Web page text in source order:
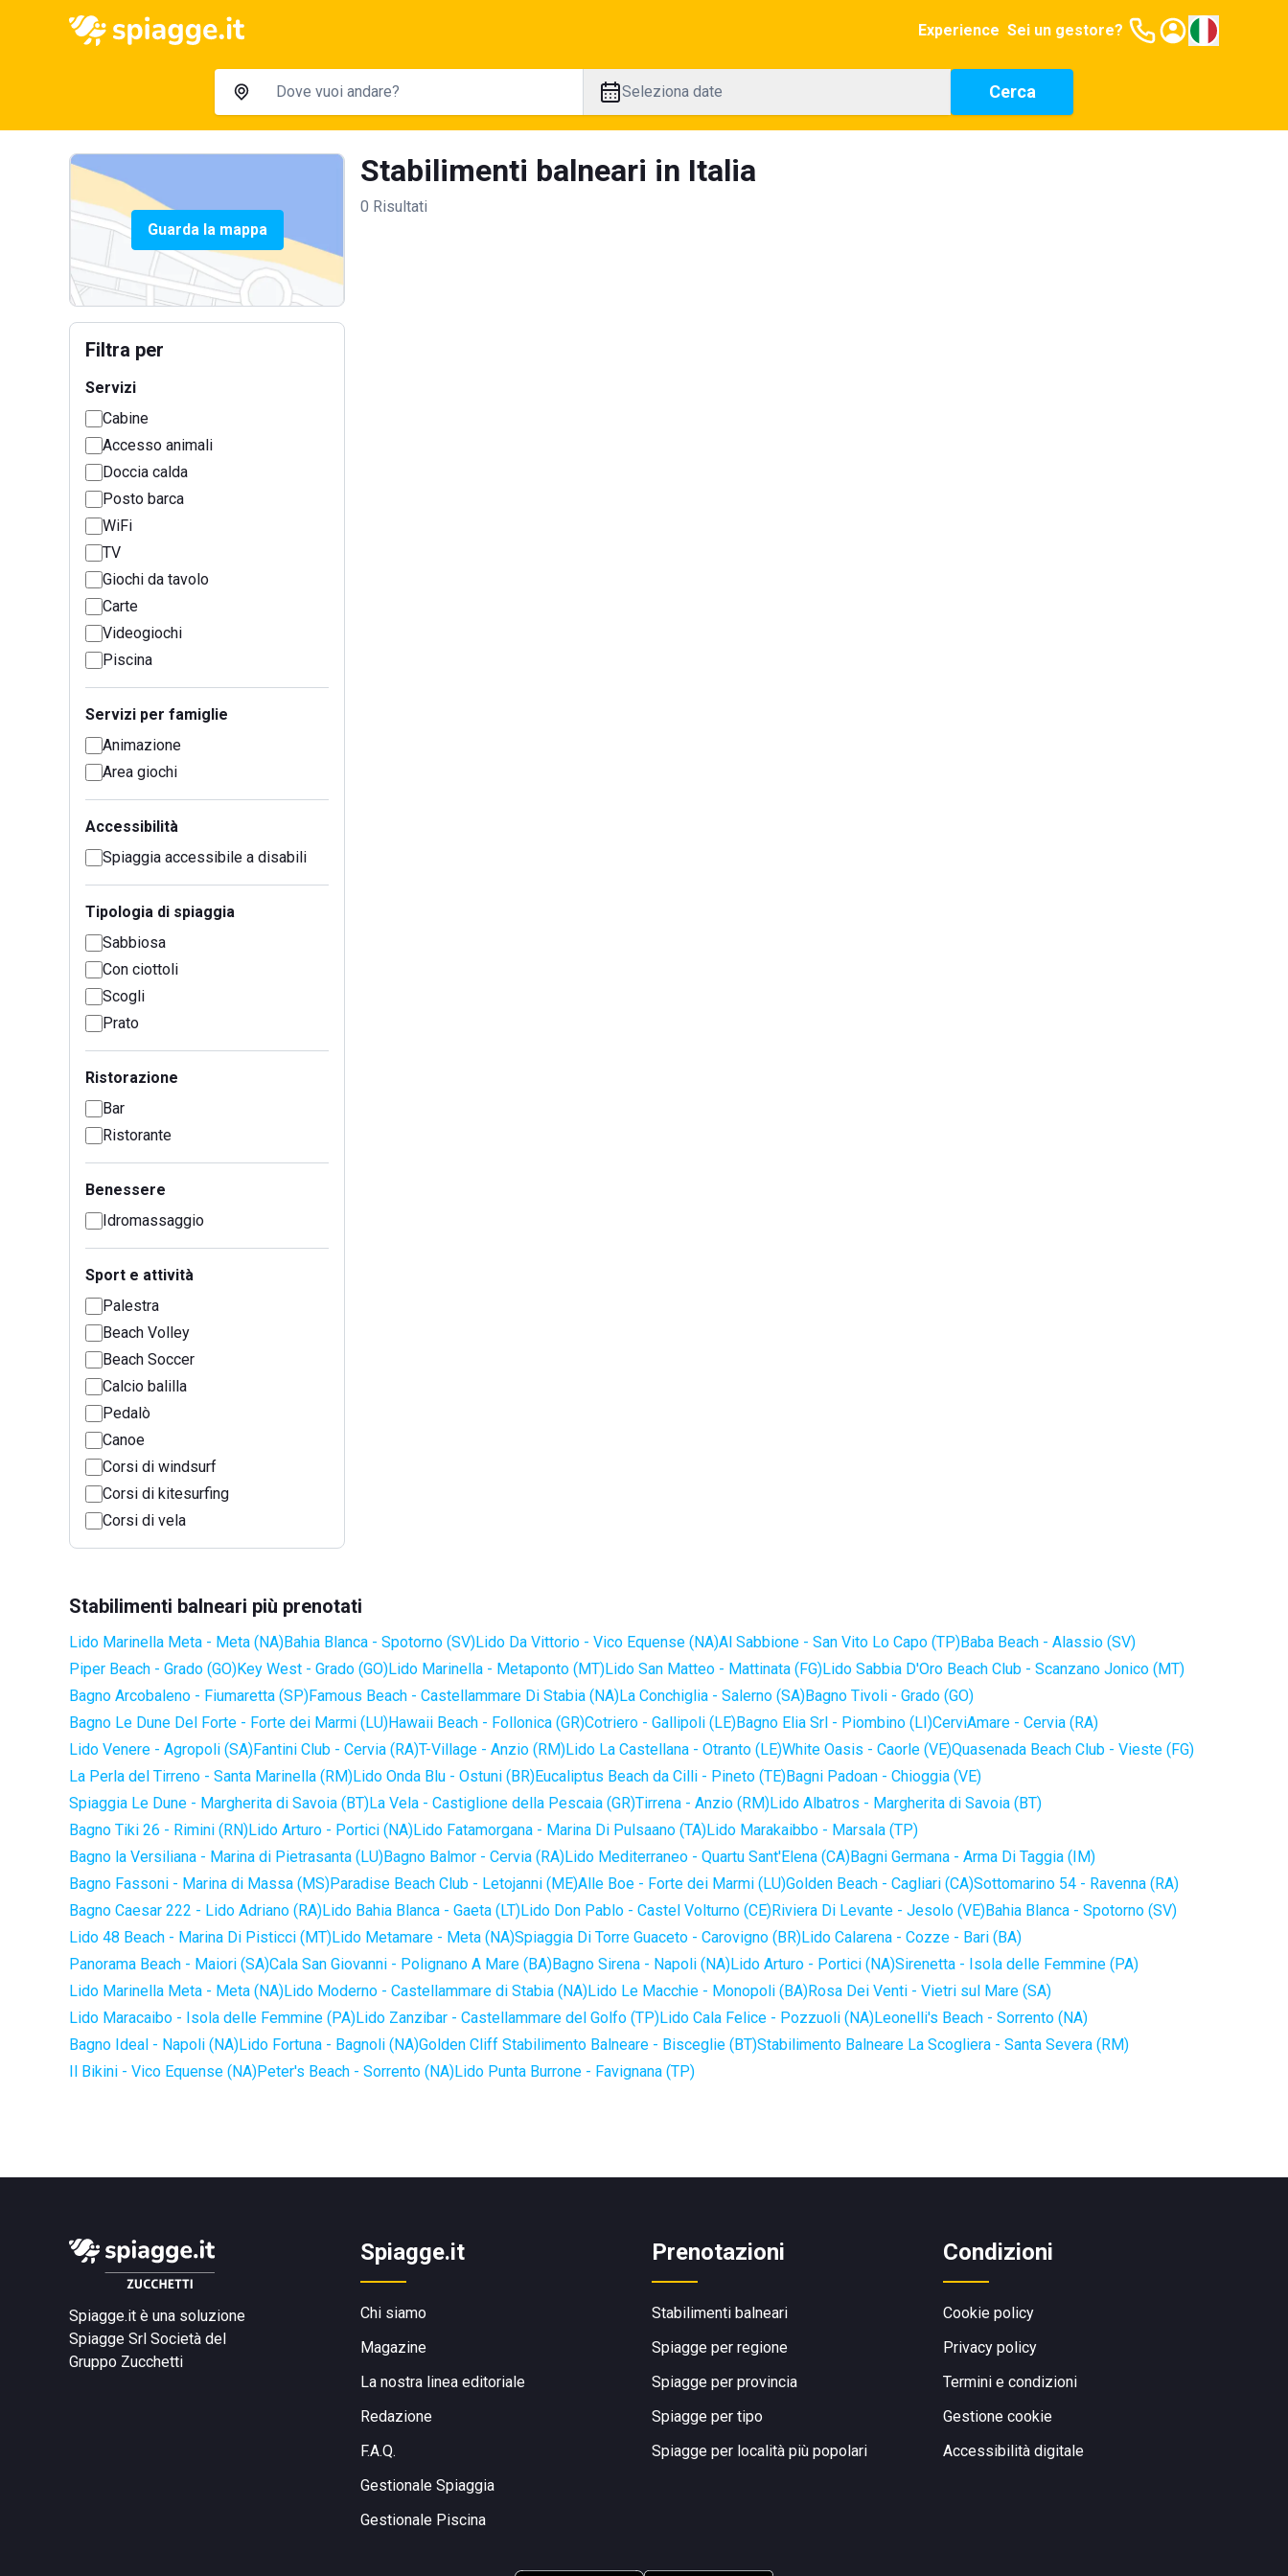
Experience Sei un gestore?
Seleziona date Cerca
Guarda la mappa
Filtra per
Servizi
Cabine
Accesso animali
Doccia calda
Posto barca
WiFi
TV
Giochi da tavolo
Carte
Videogiochi
Piscina
Servizi per famiglie
Animazione
Area giochi
Accessibilità
Spiaggia accessibile a disabili
Tipologia di spiaggia
Sabbiosa
Con ciottoli
Scogli
Prato
Ristorazione
Bar
Ristorante
Benessere
Idromassaggio
Sport e attività
Palestra
Beach Volley
Beach Soccer
Calcio balilla
Pedalò
Canoe
Corsi di windsurf
Corsi di kitesurfing
Corsi di vela
Stabilimenti balneari in Italia
0 Risultati
Stabilimenti balneari più prenotati
Lido Marinella Meta - Meta (NA)Bahia Blanca - Spotorno (SV)Lido Da Vittorio - Vico Equense (NA)Al Sabbione - San Vito Lo Capo (TP)Baba Beach - Alassio (SV)
Piper Beach - Grado (GO)Key West - Grado (GO)Lido Marinella - Metaponto (MT)Lido San Matteo - Mattinata (FG)Lido Sabbia D'Oro Beach Club - Scanzano Jonico (MT)
Bagno Arcobaleno - Fiumaretta (SP)Famous Beach - Castellammare Di Stabia (NA)La Conchiglia - Salerno (SA)Bagno Tivoli - Grado (GO)
Bagno Le Dune Del Forte - Forte dei Marmi (LU)Hawaii Beach - Follonica (GR)Cotriero - Gallipoli (LE)Bagno Elia Srl - Piombino (LI)CerviAmare - Cervia (RA)
Lido Venere - Agropoli (SA)Fantini Club - Cervia (RA)T-Village - Anzio (RM)Lido La Castellana - Otranto (LE)White Oasis - Caorle (VE)Quasenada Beach Club - Vieste (FG)
La Perla del Tirreno - Santa Marinella (RM)Lido Onda Blu - Ostuni (BR)Eucaliptus Beach da Cilli - Pineto (TE)Bagni Padoan - Chioggia (VE)
Spiaggia Le Dune - Margherita di Savoia (BT)La Vela - Castiglione della Pescaia (GR)Tirrena - Anzio (RM)Lido Albatros - Margherita di Savoia (BT)
Bagno Tiki 26 - Rimini (RN)Lido Arturo - Portici (NA)Lido Fatamorgana - Marina Di Pulsaano (TA)Lido Marakaibbo - Marsala (TP)
Bagno la Versiliana - Marina di Pietrasanta (LU)Bagno Balmor - Cervia (RA)Lido Mediterraneo - Quartu Sant'Elena (CA)Bagni Germana - Arma Di Taggia (IM)
Bagno Fassoni - Marina di Massa (MS)Paradise Beach Club - Letojanni (ME)Alle Boe - Forte dei Marmi (LU)Golden Beach - Cagliari (CA)Sottomarino 54 - Ravenna (RA)
Bagno Caesar 222 - Lido Adriano (RA)Lido Bahia Blanca - Gaeta (LT)Lido Don Pablo - Castel Volturno (CE)Riviera Di Levante - Jesolo (VE)Bahia Blanca - Spotorno (SV)
Lido 48 Beach - Marina Di Pisticci (MT)Lido Metamare - Meta (NA)Spiaggia Di Torre Guaceto - Carovigno (BR)Lido Calarena - Cozze - Bari (BA)
Panorama Beach - Maiori (SA)Cala San Giovanni - Polignano A Mare (BA)Bagno Sirena - Napoli (NA)Lido Arturo - Portici (NA)Sirenetta - Isola delle Femmine (PA)
Lido Marinella Meta - Meta (NA)Lido Moderno - Castellammare di Stabia (NA)Lido Le Macchie - Monopoli (BA)Rosa Dei Venti - Vietri sul Mare (SA)
Lido Maracaibo - Isola delle Femmine (PA)Lido Zanzibar - Castellammare del Golfo (TP)Lido Cala Felice - Pozzuoli (NA)Leonelli's Beach - Sorrento (NA)
Bagno Ideal - Napoli (NA)Lido Fortuna - Bagnoli (NA)Golden Cliff Stabilimento Balneare - Bisceglie (BT)Stabilimento Balneare La Scogliera - Santa Severa (RM)
Il Bikini - Vico Equense (NA)Peter's Beach - Sorrento (NA)Lido Punta Burrone - Favignana (TP)
Spiagge.it è una soluzione
Spiagge Srl Società del
Gruppo Zucchetti
Spiagge.it
Chi siamo
Magazine
La nostra linea editoriale
Redazione
F.A.Q.
Gestionale Spiaggia
Gestionale Piscina
Prenotazioni
Stabilimenti balneari
Spiagge per regione
Spiagge per provincia
Spiagge per tipo
Spiagge per località più popolari
Condizioni
Cookie policy
Privacy policy
Termini e condizioni
Gestione cookie
Accessibilità digitale